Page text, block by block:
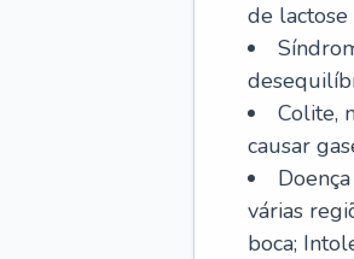
de
Colite,
causar
várias
boca;